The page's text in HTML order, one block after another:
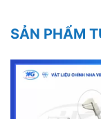
SẢN PHẨM